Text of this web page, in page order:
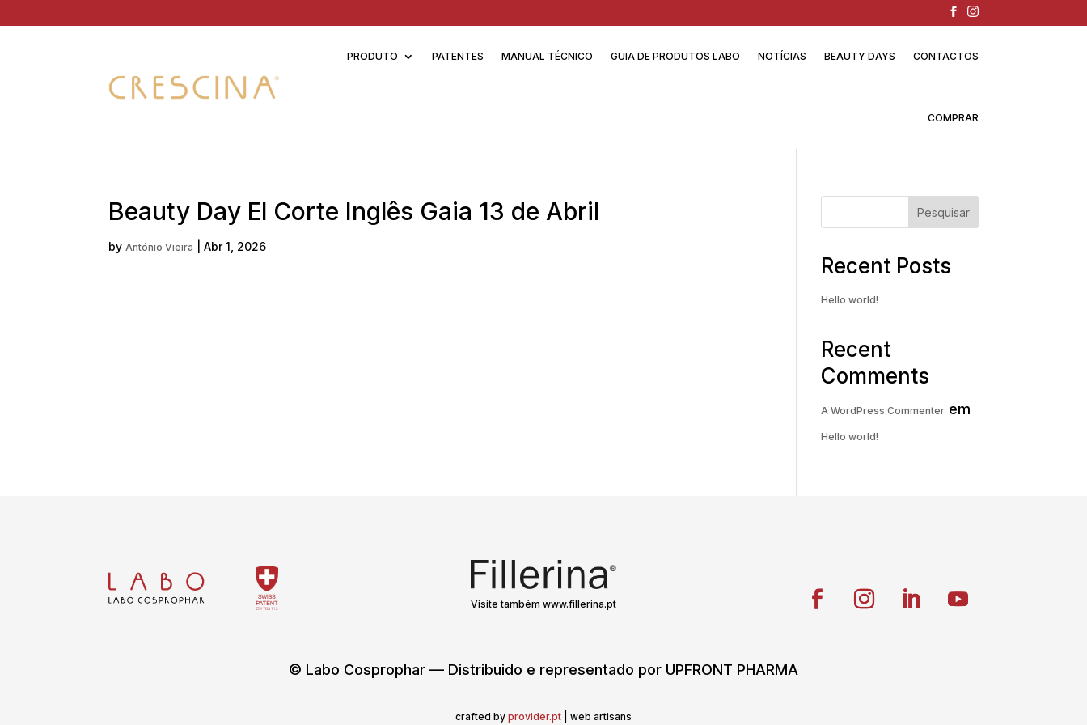
PRODUTO PATENTES MANUAL TÉCNICO GUIA DE PRODUTOS LABO NOTÍCIAS BEAUTY DAYS CONTACTOS
COMPRAR
Beauty Day El Corte Inglês Gaia 13 de Abril
by António Vieira |Abr 1, 2026
Pesquisar
Recent Posts
Hello world!
Recent
Comments
A WordPress Commenter em
Hello world!
Visite também www.fillerina.pt
© Labo Cosprophar — Distribuido e representado por UPFRONT PHARMA
crafted by provider.pt | web artisans